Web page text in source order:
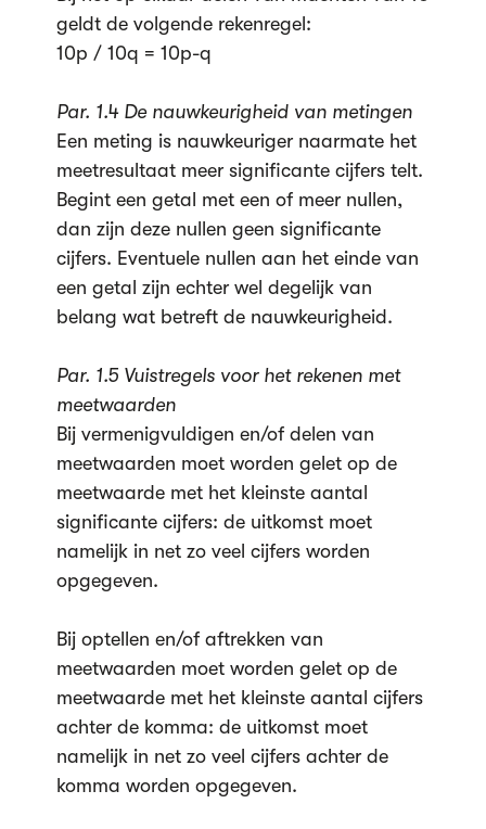
geldt de volgende rekenregel:
10p / 10q = 10p-q
Par. 1.4 De nauwkeurigheid van metingen
Een meting is nauwkeuriger naarmate het
meetresultaat meer significante cijfers telt.
Begint een getal met een of meer nullen,
dan zijn deze nullen geen significante
cijfers. Eventuele nullen aan het einde van
een getal zijn echter wel degelijk van
belang wat betreft de nauwkeurigheid.
Par. 1.5 Vuistregels voor het rekenen met
meetwaarden
Bij vermenigvuldigen en/of delen van
meetwaarden moet worden gelet op de
meetwaarde met het kleinste aantal
significante cijfers: de uitkomst moet
namelijk in net zo veel cijfers worden
opgegeven.
Bij optellen en/of aftrekken van
meetwaarden moet worden gelet op de
meetwaarde met het kleinste aantal cijfers
achter de komma: de uitkomst moet
namelijk in net zo veel cijfers achter de
komma worden opgegeven.